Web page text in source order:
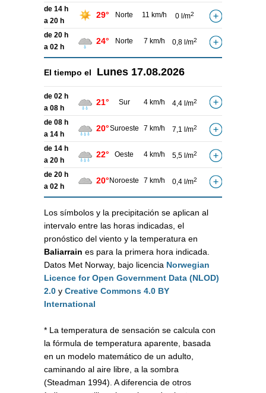
de 14 h
a 20 h
29° Norte 11 km/h 0 l/m2
de 20 h
a 02 h
24° Norte 7 km/h 0,8 l/m2
El tiempo el Lunes 17.08.2026
de 02 h
a 08 h
21° Sur 4 km/h 4,4 l/m2
de 08 h
a 14 h
20°Suroeste 7 km/h 7,1 l/m2
de 14 h
a 20 h
22° Oeste 4 km/h 5,5 l/m2
de 20 h
a 02 h
20° Noroeste 7 km/h 0,4 l/m2
Los símbolos y la precipitación se aplican al
intervalo entre las horas indicadas, el
pronóstico del viento y la temperatura en
Baliarrain es para la primera hora indicada.
Datos Met Norway, bajo licencia Norwegian
Licence for Open Government Data (NLOD)
2.0 y Creative Commons 4.0 BY
International
* La temperatura de sensación se calcula con
la fórmula de temperatura aparente, basada
en un modelo matemático de un adulto,
caminando al aire libre, a la sombra
(Steadman 1994). A diferencia de otros